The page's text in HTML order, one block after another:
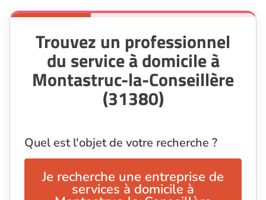
Trouvez un professionnel
du service à domicile à
Montastruc-la-Conseillère
(31380)
Quel est l'objet de votre recherche ?
Je recherche une entreprise de
services à domicile à